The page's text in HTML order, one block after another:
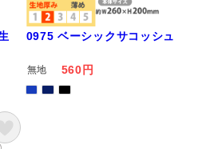
0975 ベーシックサコッシュ
無地 560円